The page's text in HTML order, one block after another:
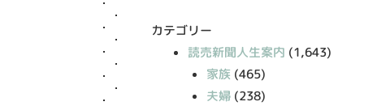
カテゴリー
読売新聞人生案内 (1,643)
家族 (465)
夫婦(238)